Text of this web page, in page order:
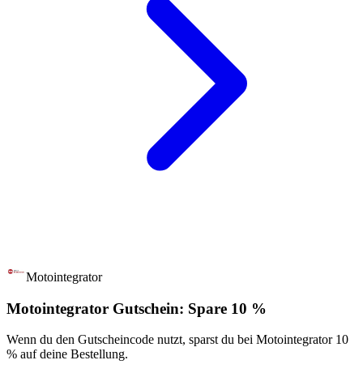
Motointegrator
Motointegrator Gutschein: Spare 10 %
Wenn du den Gutscheincode nutzt, sparst du bei Motointegrator 10
% auf deine Bestellung.